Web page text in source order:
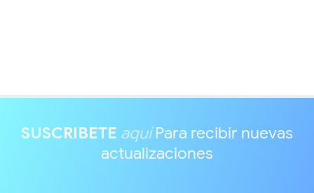
SUSCRIBETE aquíPara recibir nuevas
actualizaciones